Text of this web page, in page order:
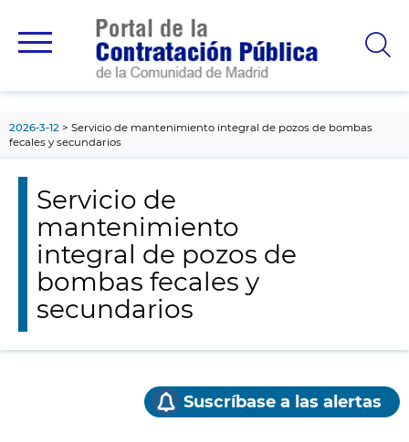
principal
2026-3-12
Servicio de mantenimiento integral de pozos de bombas
fecales y secundarios
Servicio de
mantenimiento
integral de pozos de
bombas fecales y
secundarios
Suscríbase a las alertas